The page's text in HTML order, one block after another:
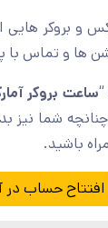
و بروکر
ها و تماس
ساعت بروکر
شما نیز
باشید.
افتتاح حساب در